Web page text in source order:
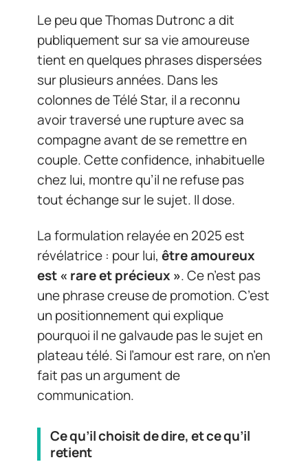
Le peu que Thomas Dutronc a dit
publiquement sur sa vie amoureuse
tient en quelques phrases dispersées
sur plusieurs années. Dans les
colonnes de Télé Star, il a reconnu
avoir traversé une rupture avec sa
compagne avant de se remettre en
couple. Cette confidence, inhabituelle
chez lui, montre qu’il ne refuse pas
tout échange sur le sujet. Il dose.
La formulation relayée en 2025 est
révélatrice : pour lui, être amoureux
est « rare et précieux ». Ce n’est pas
une phrase creuse de promotion. C’est
un positionnement qui explique
pourquoi il ne galvaude pas le sujet en
plateau télé. Si l’amour est rare, on n’en
fait pas un argument de
communication.
Ce qu’il choisit de dire, et ce qu’il
retient